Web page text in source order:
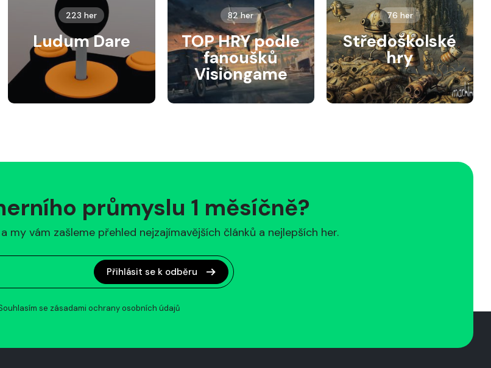
223 her
Ludum Dare
82 her
TOP HRY podle
fanoušků
Visiongame
76 her
Středoškolské
hry
průmyslu 1 měsíčně?
my vám zašleme přehled nejzajímavějších článků a nejlepších her.
Přihlásit se k odběru
se zásadami ochrany osobních údajů